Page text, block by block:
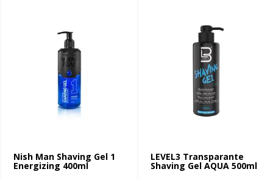
Nish Man Shaving Gel 1
Energizing 400ml
LEVEL3 Transparante
Shaving Gel AQUA 500ml